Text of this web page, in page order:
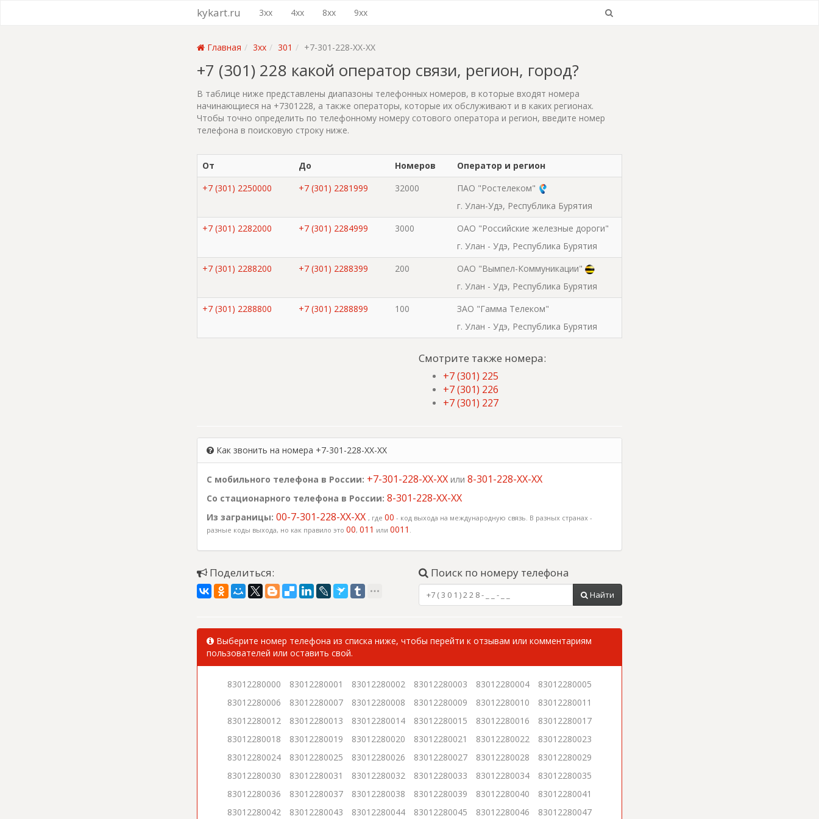
kykart.ru 3xx 4xx 8xx 9xx
Главная 3xx 301 +7-301-228-XX-XX
+7 (301) 228 какой оператор связи, регион, город?
В таблице ниже представлены диапазоны телефонных номеров, в которые входят номера
начинающиеся на +7301228, а также операторы, которые их обслуживают и в каких регионах.
Чтобы точно определить по телефонному номеру сотового оператора и регион, введите номер
телефона в поисковую строку ниже.
От До Номеров
Оператор и регион
+7 (301) 2250000
+7 (301) 2281999 32000
ПАО "Ростелеком"
г. Улан-Удэ, Республика Бурятия
+7 (301) 2282000
+7 (301) 2284999 3000
ОАО "Российские железные дороги"
г. Улан - Удэ, Республика Бурятия
+7 (301) 2288200
+7 (301) 2288399 200
ОАО "Вымпел-Коммуникации"
г. Улан - Удэ, Республика Бурятия
+7 (301) 2288800
+7 (301) 2288899 100
ЗАО "Гамма Телеком"
г. Улан - Удэ, Республика Бурятия
Смотрите также номера:
+7 (301) 225
+7 (301) 226
+7 (301) 227
Как звонить на номера +7-301-228-XX-XX
С мобильного телефона в России: +7-301-228-XX-XX или 8-301-228-XX-XX
Со стационарного телефона в России: 8-301-228-XX-XX
Из заграницы: 00-7-301-228-XX-XX , где 00 - код выхода на международную связь. В разных странах -
разные коды выхода, но как правило это 00, 011 или 0011 .
Поделиться: Поиск по номеру телефона
Найти
Выберите номер телефона из списка ниже, чтобы перейти к отзывам или комментариям
пользователей или оставить свой.
83012280000 83012280001 83012280002 83012280003 83012280004
83012280005
83012280006
83012280007 83012280008 83012280009 83012280010
83012280011
83012280012
83012280013 83012280014 83012280015 83012280016
83012280017
83012280018
83012280019 83012280020 83012280021 83012280022
83012280023
83012280024
83012280025 83012280026 83012280027 83012280028
83012280029
83012280030
83012280031 83012280032 83012280033 83012280034
83012280035
83012280036
83012280037 83012280038 83012280039 83012280040
83012280041
83012280042
83012280043 83012280044 83012280045 83012280046 83012280047